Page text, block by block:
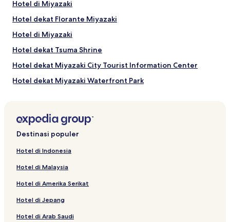
Hotel di Miyazaki
Hotel dekat Florante Miyazaki
Hotel di Miyazaki
Hotel dekat Tsuma Shrine
Hotel dekat Miyazaki City Tourist Information Center
Hotel dekat Miyazaki Waterfront Park
Hotel dekat Miyazaki Science Centre
Hotel dekat Phoenix Country Club
Hotel dekat Stasiun Minamikata
Hotel dekat Kastil Obi
Hotel dekat Resor Phoenix Seagaia
Destinasi populer
Hotel di Indonesia
Hotel di Malaysia
Hotel di Amerika Serikat
Hotel di Jepang
Hotel di Arab Saudi